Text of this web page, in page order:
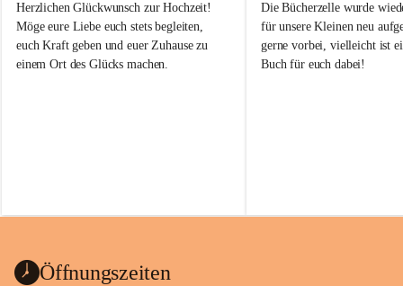
a
j
Herzlichen Glückwunsch zur Hochzeit!
Möge eure Liebe euch stets begleiten,
euch Kraft geben und euer Zuhause zu
einem Ort des Glücks machen.
a
j
Die Bücherzelle wurde
für unsere Kleinen neu
gerne vorbei, vielleicht ist
Buch für euch dabei!
Wanduhr (!) benutzt und
Öffnungszeiten